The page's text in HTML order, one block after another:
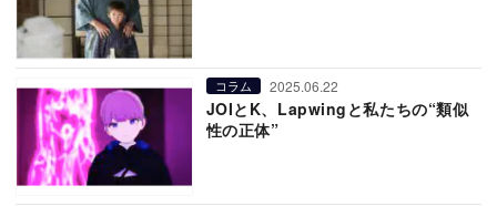
コラム 2025.06.22
JOIとK、Lapwingと私たちの“類似
性の正体”